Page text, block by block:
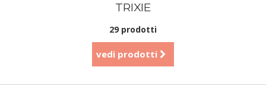
TRIXIE
29 prodotti
vedi prodotti